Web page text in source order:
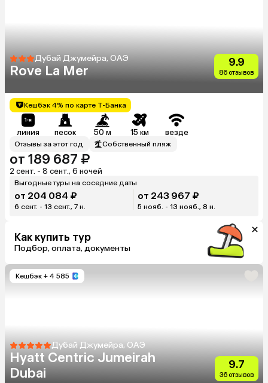
Дубай Джумейра, ОАЭ
Rove La Mer
9.9
86 отзывов
Кешбэк 4% по карте Т-Банка
линия песок 50 м 15 км везде
Отзывы за этот год Собственный пляж
от 189 687 ₽
2 сент. - 8 сент., 6 ночей
Выгодные туры на соседние даты
от 204 084 ₽
6 сент. - 13 сент., 7 н.
от 243 967 ₽
5 нояб. - 13 нояб., 8 н.
Как купить тур
Подбор, оплата, документы
Кешбэк + 4 585
Дубай Джумейра, ОАЭ
Hyatt Centric Jumeirah
Dubai
9.7
36 отзывов